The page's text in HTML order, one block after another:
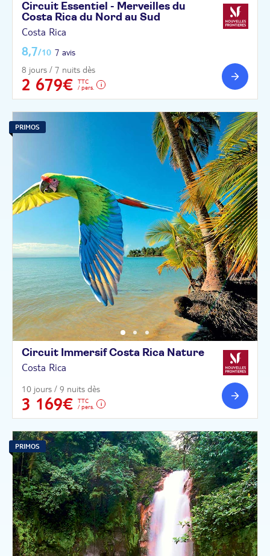
Circuit Essentiel - Merveilles du
Costa Rica du Nord au Sud
Costa Rica
8,7/10 7 avis
8 jours / 7 nuits dès
2 679€
TTC
/ pers.
PRIMOS
Circuit Immersif Costa Rica Nature
Costa Rica
10 jours / 9 nuits dès
3 169€
TTC
/ pers.
PRIMOS